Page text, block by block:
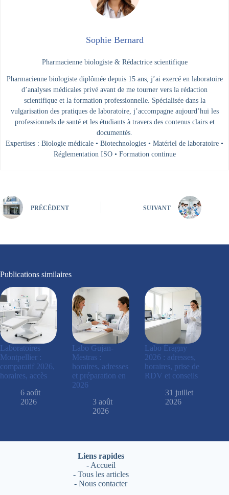
Sophie Bernard
Pharmacienne biologiste & Rédactrice scientifique
Pharmacienne biologiste diplômée depuis 15 ans, j’ai exercé en laboratoire
d’analyses médicales privé avant de me tourner vers la rédaction
scientifique et la formation professionnelle. Spécialisée dans la
vulgarisation des pratiques de laboratoire, j’accompagne aujourd’hui les
professionnels de santé et les étudiants à travers des contenus clairs et
documentés.
Expertises : Biologie médicale • Biotechnologies • Matériel de laboratoire •
Réglementation ISO • Formation continue
PRÉCÉDENT SUIVANT
Publications similaires
Laboratoires
Montpellier :
comparatif 2026,
horaires, accès
6 août
2026
Labo Gujan-
Mestras :
horaires, adresses
et préparation en
2026
3 août
2026
Labo Éragny
2026 : adresses,
horaires, prise de
RDV et conseils
31 juillet
2026
Liens rapides
- Accueil
- Tous les articles
-Nous contacter